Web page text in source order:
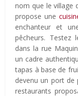
nom que le village
propose une
enchanteur et
pêcheurs. Testez
dans la rue
un cadre
tapas à base de
devenu un port de
restaurants